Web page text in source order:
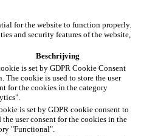
for the website to function properly.
and security features of the website,
Beschrijving
is set by GDPR Cookie Consent
The cookie is used to store the user
for the cookies in the category
is set by GDPR cookie consent to
the user consent for the cookies in the
"Functional".